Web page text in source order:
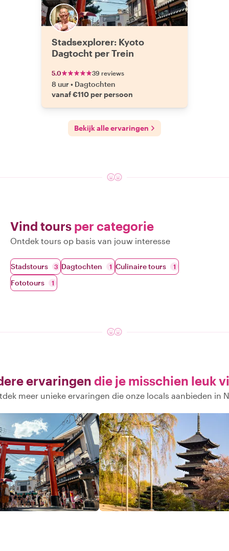
Stadsexplorer: Kyoto
Dagtocht per Trein
5.0 39 reviews
8 uur • Dagtochten
vanaf €110 per persoon
Bekijk alle ervaringen
Vind tours per categorie
Ontdek tours op basis van jouw interesse
Stadstours 3 Dagtochten 1 Culinaire tours 1
Fototours 1
ervaringen die je misschien leuk
meer unieke ervaringen die onze locals aanbieden in